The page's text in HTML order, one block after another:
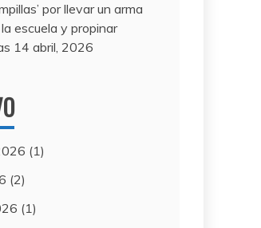
por llevar un arma
escuela y propinar
14 abril, 2026
(1)
(2)
(1)